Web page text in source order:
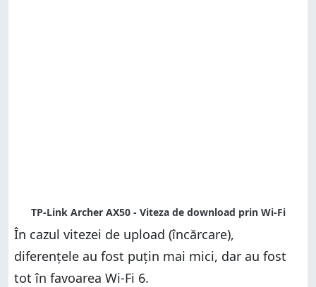
În cazul vitezei de upload (încărcare),
diferențele au fost puțin mai mici, dar au fost
tot în favoarea Wi-Fi 6.